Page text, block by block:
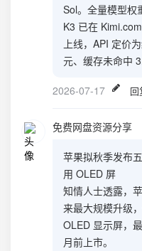
Sol。全量模型权
K3 已在
上线，API 定价
元、缓存未命中
2026-07-17 回
免费网盘资源分享
苹果拟秋季发布
用 OLED 屏
知情人士透露，
来最大规模升级
OLED 显示屏，
月前上市。